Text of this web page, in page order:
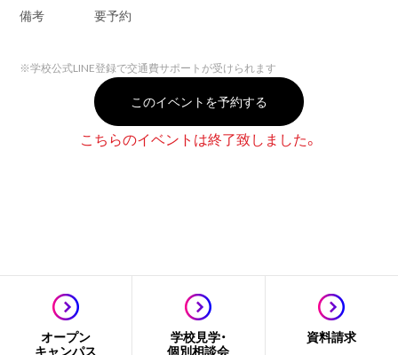
備考
要予約
※学校公式LINE登録で交通費サポートが受けられます
このイベントを予約する
こちらのイベントは終了致しました。
オープン
キャンパス
学校見学・
個別相談会
資料請求